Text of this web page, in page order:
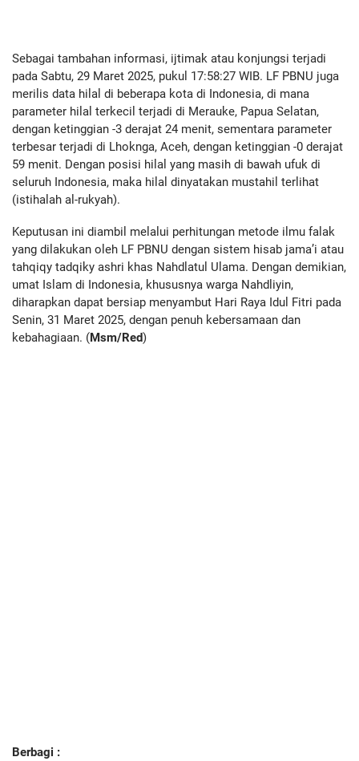
Sebagai tambahan informasi, ijtimak atau konjungsi terjadi
pada Sabtu, 29 Maret 2025, pukul 17:58:27 WIB. LF PBNU juga
merilis data hilal di beberapa kota di Indonesia, di mana
parameter hilal terkecil terjadi di Merauke, Papua Selatan,
dengan ketinggian -3 derajat 24 menit, sementara parameter
terbesar terjadi di Lhoknga, Aceh, dengan ketinggian -0 derajat
59 menit. Dengan posisi hilal yang masih di bawah ufuk di
seluruh Indonesia, maka hilal dinyatakan mustahil terlihat
(istihalah al-rukyah).
Keputusan ini diambil melalui perhitungan metode ilmu falak
yang dilakukan oleh LF PBNU dengan sistem hisab jama’i atau
tahqiqy tadqiky ashri khas Nahdlatul Ulama. Dengan demikian,
umat Islam di Indonesia, khususnya warga Nahdliyin,
diharapkan dapat bersiap menyambut Hari Raya Idul Fitri pada
Senin, 31 Maret 2025, dengan penuh kebersamaan dan
kebahagiaan. (Msm/Red)
Berbagi :